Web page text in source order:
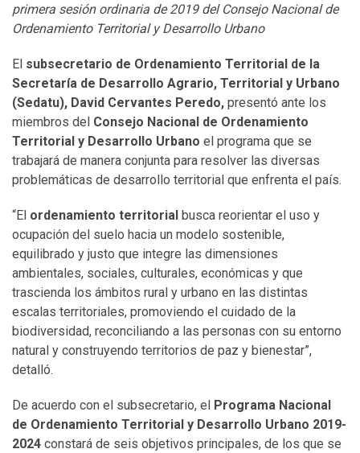
primera sesión ordinaria de 2019 del Consejo Nacional de
Ordenamiento Territorial y Desarrollo Urbano
El subsecretario de Ordenamiento Territorial de la
Secretaría de Desarrollo Agrario, Territorial y Urbano
(Sedatu), David Cervantes Peredo, presentó ante los
miembros del Consejo Nacional de Ordenamiento
Territorial y Desarrollo Urbano el programa que se
trabajará de manera conjunta para resolver las diversas
problemáticas de desarrollo territorial que enfrenta el país.
“El ordenamiento territorial busca reorientar el uso y
ocupación del suelo hacia un modelo sostenible,
equilibrado y justo que integre las dimensiones
ambientales, sociales, culturales, económicas y que
trascienda los ámbitos rural y urbano en las distintas
escalas territoriales, promoviendo el cuidado de la
biodiversidad, reconciliando a las personas con su entorno
natural y construyendo territorios de paz y bienestar”,
detalló.
De acuerdo con el subsecretario, el Programa Nacional
de Ordenamiento Territorial y Desarrollo Urbano 2019-
2024 constará de seis objetivos principales, de los que se